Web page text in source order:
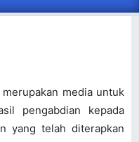
media untuk
pengabdian kepada
yang telah diterapkan